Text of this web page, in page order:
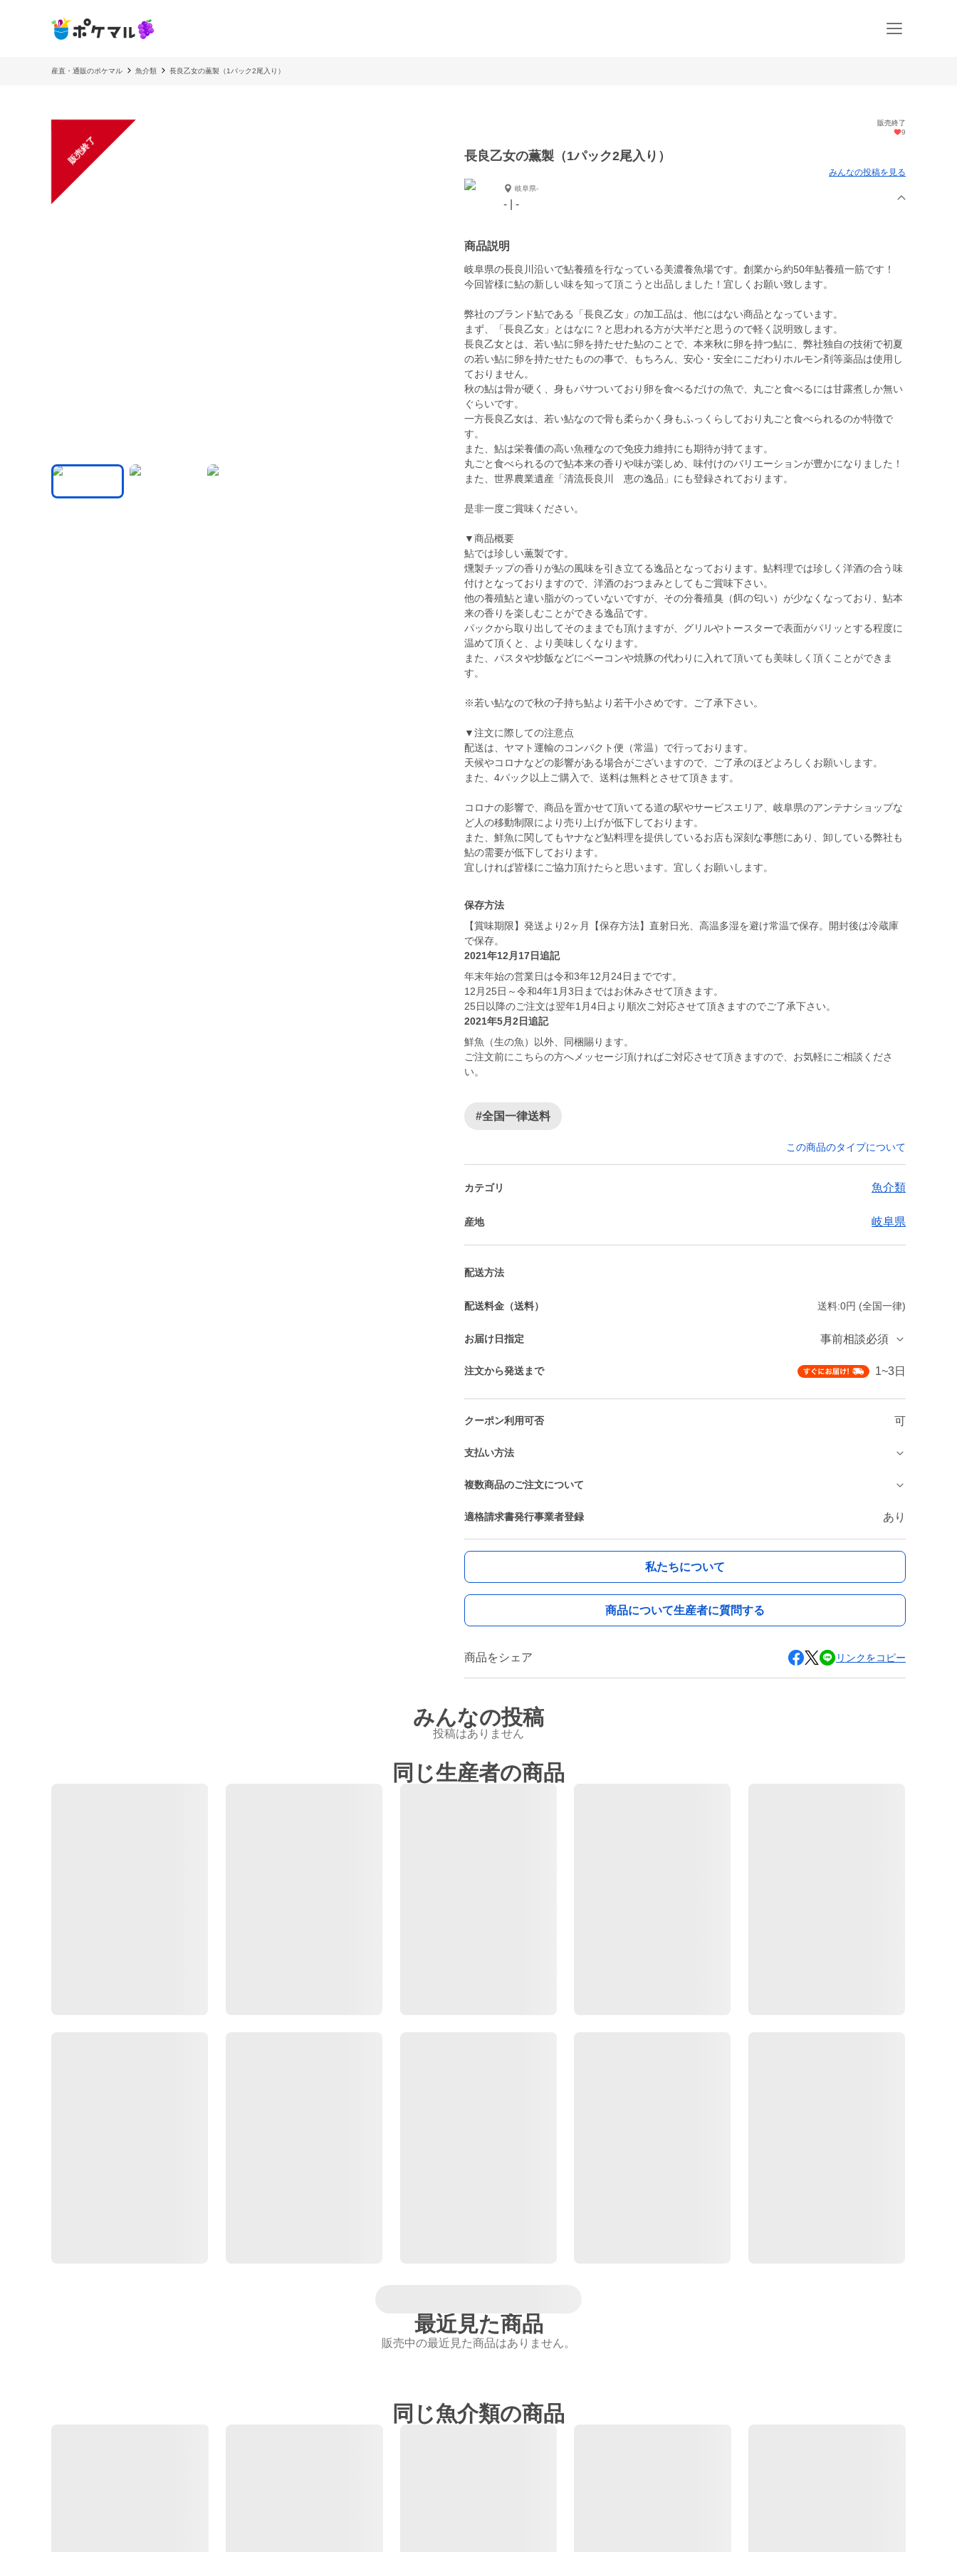
産直・通販のポケマル 魚介類 長良乙女の薫製（1パック2尾入り）
販売終了
販売終了
9
長良乙女の薫製（1パック2尾入り）
みんなの投稿を見る
岐阜県-
- | -
商品説明
岐阜県の長良川沿いで鮎養殖を行なっている美濃養魚場です。創業から約50年鮎養殖一筋です！
今回皆様に鮎の新しい味を知って頂こうと出品しました！宜しくお願い致します。
弊社のブランド鮎である「長良乙女」の加工品は、他にはない商品となっています。
まず、「長良乙女」とはなに？と思われる方が大半だと思うので軽く説明致します。
長良乙女とは、若い鮎に卵を持たせた鮎のことで、本来秋に卵を持つ鮎に、弊社独自の技術で初夏
の若い鮎に卵を持たせたものの事で、もちろん、安心・安全にこだわりホルモン剤等薬品は使用し
ておりません。
秋の鮎は骨が硬く、身もパサついており卵を食べるだけの魚で、丸ごと食べるには甘露煮しか無い
ぐらいです。
一方長良乙女は、若い鮎なので骨も柔らかく身もふっくらしており丸ごと食べられるのか特徴で
す。
また、鮎は栄養価の高い魚種なので免疫力維持にも期待が持てます。
丸ごと食べられるので鮎本来の香りや味が楽しめ、味付けのバリエーションが豊かになりました！
また、世界農業遺産「清流長良川 恵の逸品」にも登録されております。
是非一度ご賞味ください。
▼商品概要
鮎では珍しい薫製です。
燻製チップの香りが鮎の風味を引き立てる逸品となっております。鮎料理では珍しく洋酒の合う味
付けとなっておりますので、洋酒のおつまみとしてもご賞味下さい。
他の養殖鮎と違い脂がのっていないですが、その分養殖臭（餌の匂い）が少なくなっており、鮎本
来の香りを楽しむことができる逸品です。
パックから取り出してそのままでも頂けますが、グリルやトースターで表面がパリッとする程度に
温めて頂くと、より美味しくなります。
また、パスタや炒飯などにベーコンや焼豚の代わりに入れて頂いても美味しく頂くことができま
す。
※若い鮎なので秋の子持ち鮎より若干小さめです。ご了承下さい。
▼注文に際しての注意点
配送は、ヤマト運輸のコンパクト便（常温）で行っております。
天候やコロナなどの影響がある場合がございますので、ご了承のほどよろしくお願いします。
また、4パック以上ご購入で、送料は無料とさせて頂きます。
コロナの影響で、商品を置かせて頂いてる道の駅やサービスエリア、岐阜県のアンテナショップな
ど人の移動制限により売り上げが低下しております。
また、鮮魚に関してもヤナなど鮎料理を提供しているお店も深刻な事態にあり、卸している弊社も
鮎の需要が低下しております。
宜しければ皆様にご協力頂けたらと思います。宜しくお願いします。
保存方法
【賞味期限】発送より2ヶ月【保存方法】直射日光、高温多湿を避け常温で保存。開封後は冷蔵庫
で保存。
2021年12月17日追記
年末年始の営業日は令和3年12月24日までです。
12月25日～令和4年1月3日まではお休みさせて頂きます。
25日以降のご注文は翌年1月4日より順次ご対応させて頂きますのでご了承下さい。
2021年5月2日追記
鮮魚（生の魚）以外、同梱賜ります。
ご注文前にこちらの方へメッセージ頂ければご対応させて頂きますので、お気軽にご相談くださ
い。
#全国一律送料
この商品のタイプについて
カテゴリ 魚介類
産地 岐阜県
配送方法
配送料金（送料） 送料:0円 (全国一律)
お届け日指定 事前相談必須
注文から発送まで 1~3日
クーポン利用可否 可
支払い方法
複数商品のご注文について
適格請求書発行事業者登録 あり
私たちについて
商品について生産者に質問する
商品をシェア リンクをコピー
みんなの投稿
投稿はありません
同じ生産者の商品
最近見た商品
販売中の最近見た商品はありません。
同じ魚介類の商品